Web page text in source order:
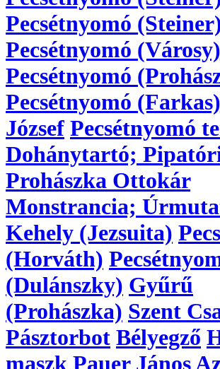
Pecsétnyomó
Pecsétnyomó (Városy)
Pecsétnyomó
Pecsétnyomó (Farkas)
József Pecsétnyomó
Dohánytartó;
Prohászka Ottokár
Monstrancia;
Kehely (Jezsuita)
(Horváth)
(Dulánszky) Gyűrű
(Prohászka) Szent
Pásztorbot Bélyegző
maszk Pauer János